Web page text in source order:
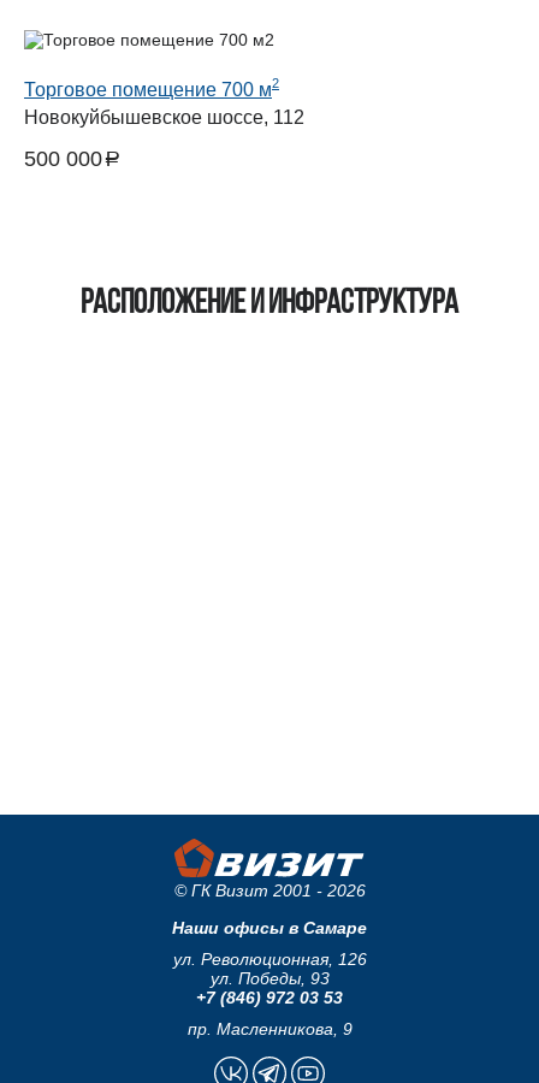
Торговое помещение 700 м2
Новокуйбышевское шоссе, 112
500 000a
Расположение и инфраструктура
© ГК Визит 2001 - 2026
Наши офисы в Самаре
ул. Революционная, 126
ул. Победы, 93
+7 (846) 972 03 53
пр. Масленникова, 9